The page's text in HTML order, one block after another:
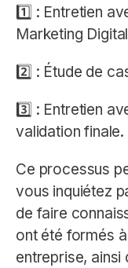
1️⃣ : Entretien
Marketing
2️⃣ : Étude de
3️⃣ : Entretien
validation finale.
Ce processus
vous inquiétez
de faire
ont été formés
entreprise, ainsi